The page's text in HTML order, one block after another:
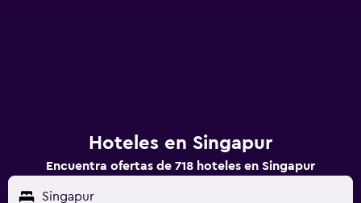
Hoteles en Singapur
Encuentra ofertas de 718 hoteles en Singapur
Singapur